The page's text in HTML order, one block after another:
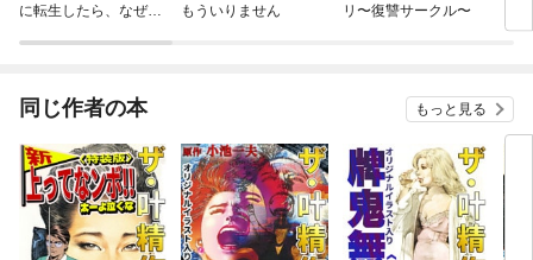
に転生したら、なぜか
もういりません
リ〜復讐サークル〜
今
同じ作者の本 もっと見る